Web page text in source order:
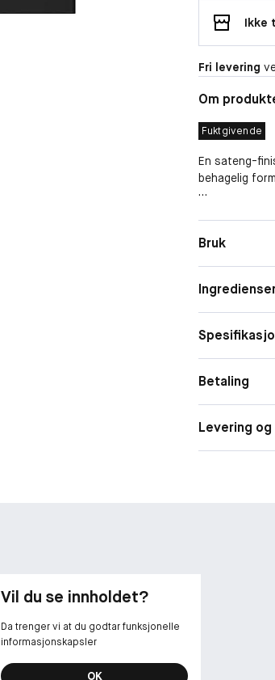
Ikke
Fri levering
Om
Fuktgivende
En sateng-
behagelig
Komfortabel,
Rikt
-
-
-
Egenskaper
Bruk
Betaling
Levering
Vil du se innholdet?
Da trenger vi at du godtar funksjonelle
informasjonskapsler
OK